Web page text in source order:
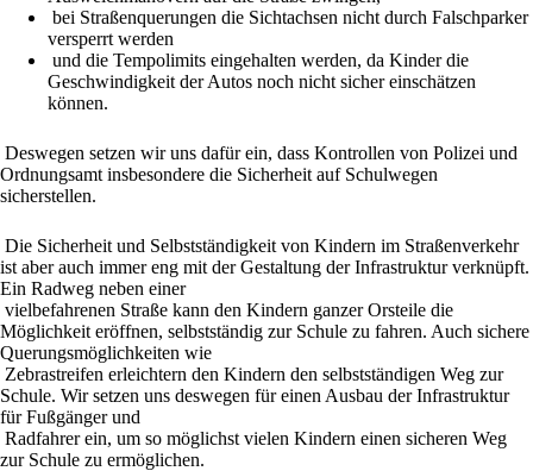
bei Straßenquerungen die Sichtachsen nicht durch Falschparker
versperrt werden
und die Tempolimits eingehalten werden, da Kinder die
Geschwindigkeit der Autos noch nicht sicher einschätzen
können.
Deswegen setzen wir uns dafür ein, dass Kontrollen von Polizei und
Ordnungsamt insbesondere die Sicherheit auf Schulwegen
sicherstellen.
Die Sicherheit und Selbstständigkeit von Kindern im Straßenverkehr
ist aber auch immer eng mit der Gestaltung der Infrastruktur verknüpft.
Ein Radweg neben einer
vielbefahrenen Straße kann den Kindern ganzer Orsteile die
Möglichkeit eröffnen, selbstständig zur Schule zu fahren. Auch sichere
Querungsmöglichkeiten wie
Zebrastreifen erleichtern den Kindern den selbstständigen Weg zur
Schule. Wir setzen uns deswegen für einen Ausbau der Infrastruktur
für Fußgänger und
Radfahrer ein, um so möglichst vielen Kindern einen sicheren Weg
zur Schule zu ermöglichen.